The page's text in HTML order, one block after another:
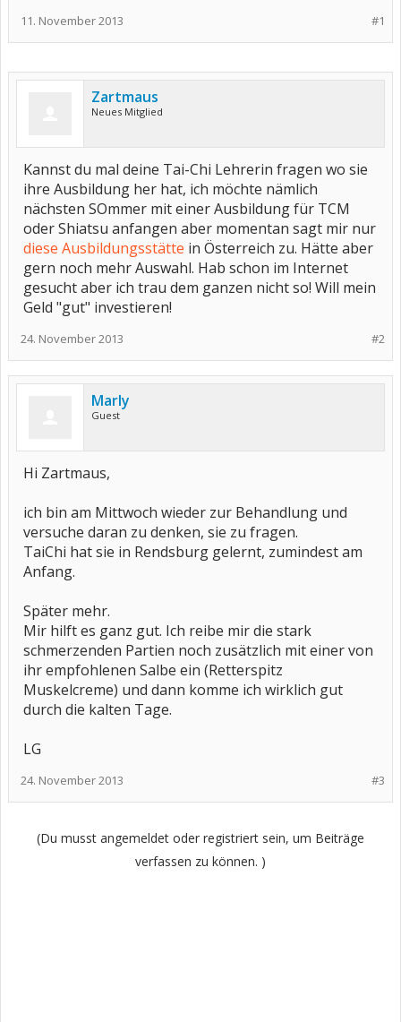
#1
11. November 2013
Zartmaus
Neues Mitglied
Kannst du mal deine Tai-Chi Lehrerin fragen wo sie
ihre Ausbildung her hat, ich möchte nämlich
nächsten SOmmer mit einer Ausbildung für TCM
oder Shiatsu anfangen aber momentan sagt mir nur
diese Ausbildungsstätte in Österreich zu. Hätte aber
gern noch mehr Auswahl. Hab schon im Internet
gesucht aber ich trau dem ganzen nicht so! Will mein
Geld "gut" investieren!
#2
24. November 2013
Marly
Guest
Hi Zartmaus,
ich bin am Mittwoch wieder zur Behandlung und
versuche daran zu denken, sie zu fragen.
TaiChi hat sie in Rendsburg gelernt, zumindest am
Anfang.
Später mehr.
Mir hilft es ganz gut. Ich reibe mir die stark
schmerzenden Partien noch zusätzlich mit einer von
ihr empfohlenen Salbe ein (Retterspitz
Muskelcreme) und dann komme ich wirklich gut
durch die kalten Tage.
LG
#3
24. November 2013
(Du musst angemeldet oder registriert sein, um Beiträge
verfassen zu können. )